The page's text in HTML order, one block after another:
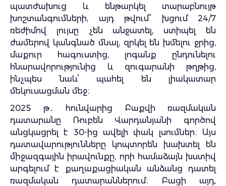
պատժախուց և ենթարկել տարաբնույթ
խոշտանգումների, այդ թվում՝ խցում 24/7
ռեժիմով լույսը չեն անջատել, ստիպել են
ժամերով կանգնած մնալ, զրկել են խմելու ջրից,
մաքուր հագուստից, լոգանք ընդունելու
հնարավորությունից և զուգարանի թղթից,
ինչպես նաև՝ պահել են լիակատար
մեկուսացման մեջ։
2025 թ․ հունվարից Բաքվի ռազմական
դատարանը Ռուբեն Վարդանյանի գործով
անցկացրել է 30-ից ավելի փակ լսումներ։ Այս
դատավարությունները կոպտորեն խախտել են
միջազգային իրավունքը, որի համաձայն խստիվ
արգելում է քաղաքացիական անձանց դատել
ռազմական դատարաններում։ Բացի այդ,